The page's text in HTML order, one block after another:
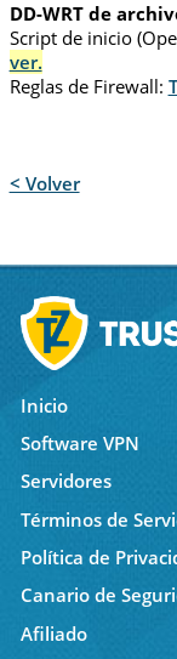
DD-WRT de
Script de inicio
ver.
Reglas de Firewall:
< Volver
Inicio
Software VPN
Servidores
Términos de
Política de
Canario de
Afiliado